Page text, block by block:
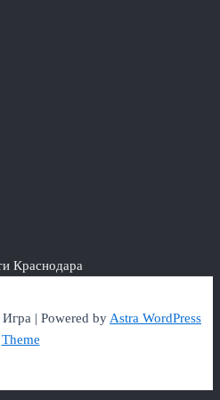
Краснодара
| Powered byAstra WordPress
Theme